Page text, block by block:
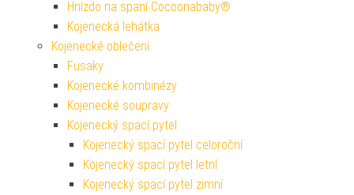
Hnízdo na spaní Cocoonababy®
Kojenecká lehátka
Kojenecké oblečení
Fusaky
Kojenecké kombinézy
Kojenecké soupravy
Kojenecký spací pytel
Kojenecký spací pytel celoroční
Kojenecký spací pytel letní
Kojenecký spací pytel zimní